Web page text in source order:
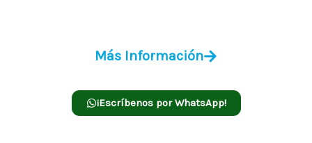
Más Información
¡Escríbenos por WhatsApp!